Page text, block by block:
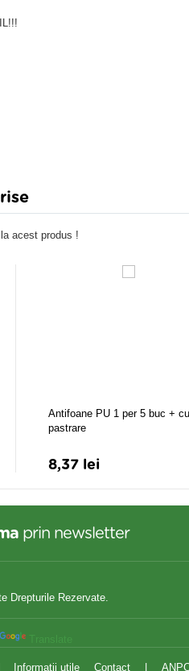
acest produs !
Antifoane PU 1 per 5 buc +
pastrare
8,37 lei
prin newsletter
Drepturile Rezervate.
Informatii utile Contact